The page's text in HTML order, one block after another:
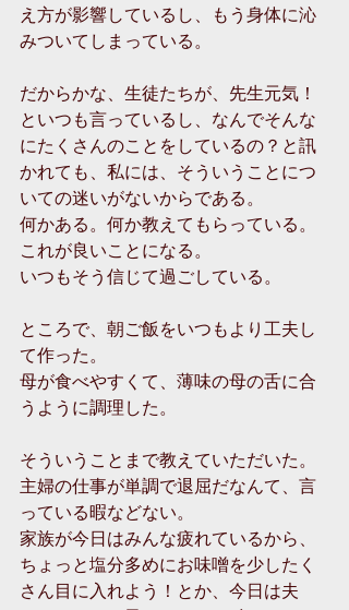
え方が影響しているし、もう身体に沁
みついてしまっている。
だからかな、生徒たちが、先生元気！
といつも言っているし、なんでそんな
にたくさんのことをしているの？と訊
かれても、私には、そういうことにつ
いての迷いがないからである。
何かある。何か教えてもらっている。
これが良いことになる。
いつもそう信じて過ごしている。
ところで、朝ご飯をいつもより工夫し
て作った。
母が食べやすくて、薄味の母の舌に合
うように調理した。
そういうことまで教えていただいた。
主婦の仕事が単調で退屈だなんて、言
っている暇などない。
家族が今日はみんな疲れているから、
ちょっと塩分多めにお味噌を少したく
さん目に入れよう！とか、今日は夫